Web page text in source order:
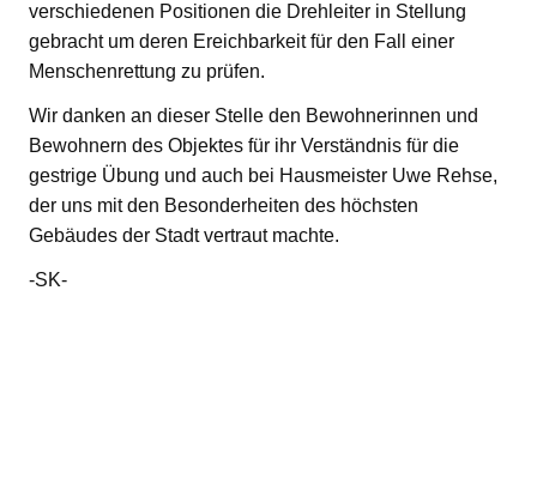
verschiedenen Positionen die Drehleiter in Stellung
gebracht um deren Ereichbarkeit für den Fall einer
Menschenrettung zu prüfen.
Wir danken an dieser Stelle den Bewohnerinnen und
Bewohnern des Objektes für ihr Verständnis für die
gestrige Übung und auch bei Hausmeister Uwe Rehse,
der uns mit den Besonderheiten des höchsten
Gebäudes der Stadt vertraut machte.
-SK-